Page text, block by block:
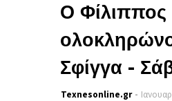
Ο Φίλιππος
Σφίγγα -
Texnesοnline.gr